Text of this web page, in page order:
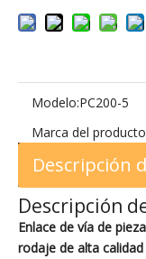
Modelo:PC200-5
Marca del
Descripción
Descripción
Enlace de vía de
rodaje de alta calidad